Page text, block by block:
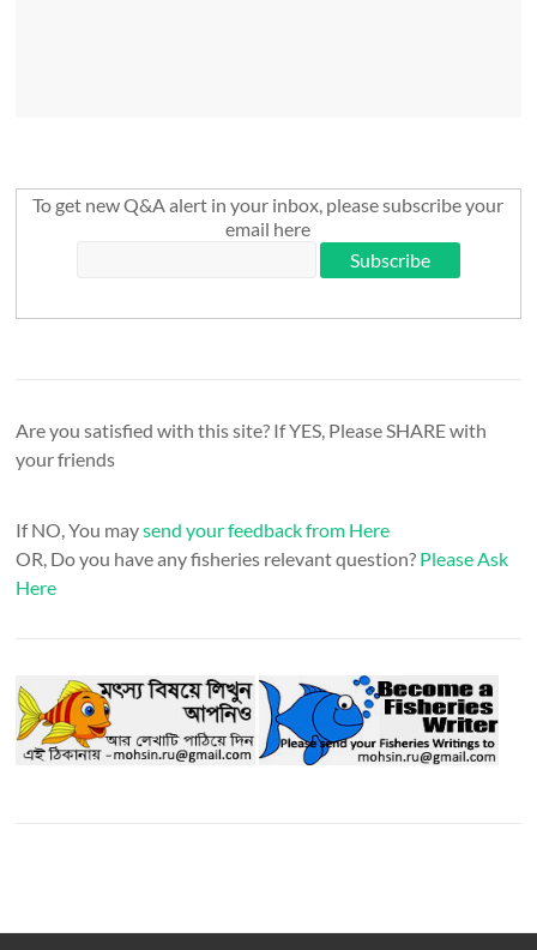
To get new Q&A alert in your inbox, please subscribe your
email here
Are you satisfied with this site? If YES, Please SHARE with
your friends
If NO, You maysend your feedback from Here
OR, Do you have any fisheries relevant question? Please Ask
Here